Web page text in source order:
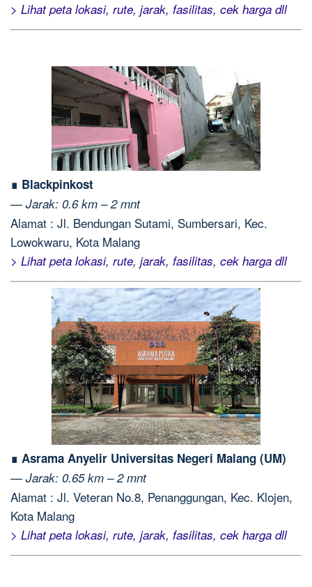
> Lihat peta lokasi, rute, jarak, fasilitas, cek harga dll
∎ Blackpinkost
— Jarak: 0.6 km – 2 mnt
Alamat : Jl. Bendungan Sutami, Sumbersari, Kec.
Lowokwaru, Kota Malang
> Lihat peta lokasi, rute, jarak, fasilitas, cek harga dll
∎ Asrama Anyelir Universitas Negeri Malang (UM)
— Jarak: 0.65 km – 2 mnt
Alamat : Jl. Veteran No.8, Penanggungan, Kec. Klojen,
Kota Malang
> Lihat peta lokasi, rute, jarak, fasilitas, cek harga dll